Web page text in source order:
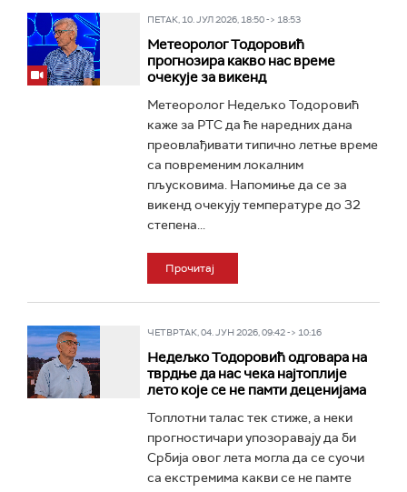
ПЕТАК, 10. ЈУЛ 2026, 18:50 -> 18:53
Метеоролог Тодоровић
прогнозира какво нас време
очекује за викенд
Метеоролог Недељко Тодоровић
каже за РТС да ће наредних дана
преовлађивати типично летње време
са повременим локалним
пљусковима. Напомиње да се за
викенд очекују температуре до 32
степена...
Прочитај
ЧЕТВРТАК, 04. ЈУН 2026, 09:42 -> 10:16
Недељко Тодоровић одговара на
тврдње да нас чека најтоплије
лето које се не памти деценијама
Топлотни талас тек стиже, а неки
прогностичари упозоравају да би
Србија овог лета могла да се суочи
са екстремима какви се не памте